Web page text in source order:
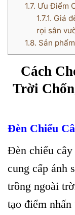
1.7. Ưu Điểm
1.7.1. Giá
rọi sân
1.8. Sản
Cách
Trời
Đèn Chiếu
Đèn chiếu
cung cấp ánh
trồng ngoài
tạo điểm